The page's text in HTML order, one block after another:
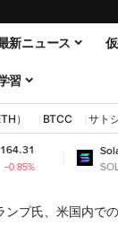
新ニュース
習
） BTCC サト
Solana
SOL
JPY-¥
ンプ氏、米国内で